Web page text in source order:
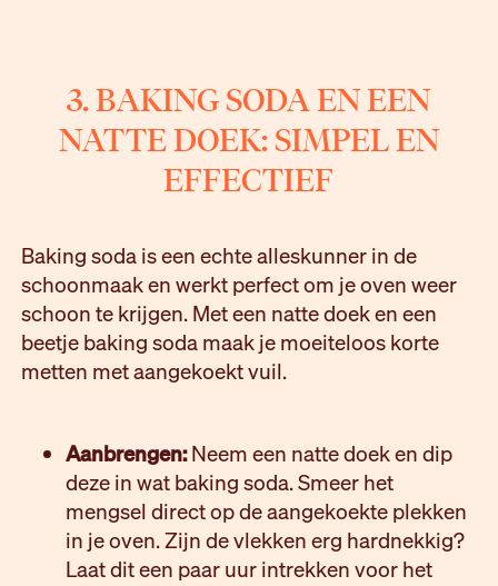
3. BAKING SODA EN EEN
NATTE DOEK: SIMPEL EN
EFFECTIEF
Baking soda is een echte alleskunner in de
schoonmaak en werkt perfect om je oven weer
schoon te krijgen. Met een natte doek en een
beetje baking soda maak je moeiteloos korte
metten met aangekoekt vuil.
Aanbrengen:Neem een natte doek en dip
deze in wat baking soda. Smeer het
mengsel direct op de aangekoekte plekken
in je oven. Zijn de vlekken erg hardnekkig?
Laat dit een paar uur intrekken voor het